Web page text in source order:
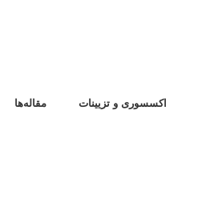
اکسسوری و تزیینات مقاله‌ها